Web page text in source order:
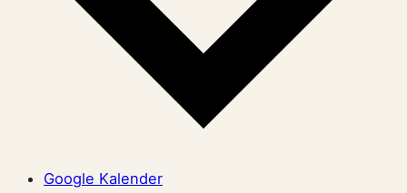
Google Kalender